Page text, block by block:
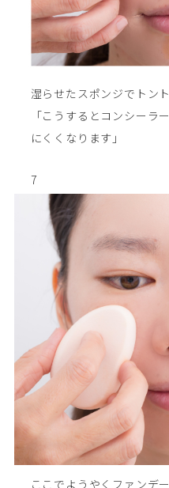
湿らせたスポンジでトン
「こうするとコンシーラ
にくくなります」
7
ここでようやくファンデ